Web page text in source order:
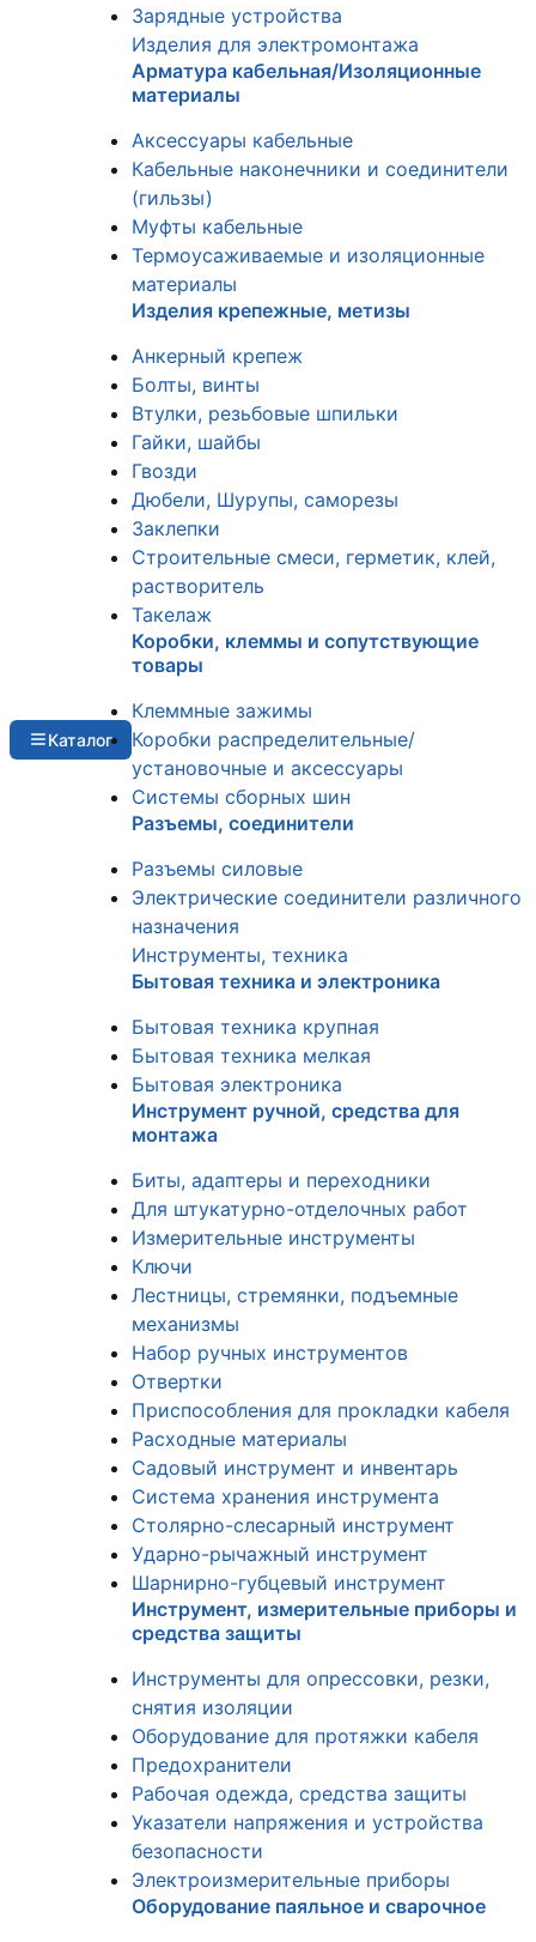
Каталог
Зарядные устройства
Изделия для электромонтажа
Арматура кабельная/Изоляционные
материалы
Аксессуары кабельные
Кабельные наконечники и соединители
(гильзы)
Муфты кабельные
Термоусаживаемые и изоляционные
материалы
Изделия крепежные, метизы
Анкерный крепеж
Болты, винты
Втулки, резьбовые шпильки
Гайки, шайбы
Гвозди
Дюбели, Шурупы, саморезы
Заклепки
Строительные смеси, герметик, клей,
растворитель
Такелаж
Коробки, клеммы и сопутствующие
товары
Клеммные зажимы
Коробки распределительные/
установочные и аксессуары
Системы сборных шин
Разъемы, соединители
Разъемы силовые
Электрические соединители различного
назначения
Инструменты, техника
Бытовая техника и электроника
Бытовая техника крупная
Бытовая техника мелкая
Бытовая электроника
Инструмент ручной, средства для
монтажа
Биты, адаптеры и переходники
Для штукатурно-отделочных работ
Измерительные инструменты
Ключи
Лестницы, стремянки, подъемные
механизмы
Набор ручных инструментов
Отвертки
Приспособления для прокладки кабеля
Расходные материалы
Садовый инструмент и инвентарь
Система хранения инструмента
Столярно-слесарный инструмент
Ударно-рычажный инструмент
Шарнирно-губцевый инструмент
Инструмент, измерительные приборы и
средства защиты
Инструменты для опрессовки, резки,
снятия изоляции
Оборудование для протяжки кабеля
Предохранители
Рабочая одежда, средства защиты
Указатели напряжения и устройства
безопасности
Электроизмерительные приборы
Оборудование паяльное и сварочное